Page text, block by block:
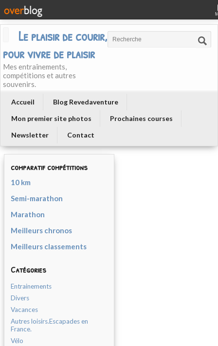
Le plaisir de courir, courir
pour vivre de plaisir
Mes entraînements,
compétitions et autres
souvenirs.
Accueil
Blog Revedaventure
Mon premier site photos
Prochaines courses
Newsletter
Contact
comparatif compétitions
10 km
Semi-marathon
Marathon
Meilleurs chronos
Meilleurs classements
Catégories
Entrainements
Divers
Vacances
Autres loisirs.Escapades en
France.
Vélo